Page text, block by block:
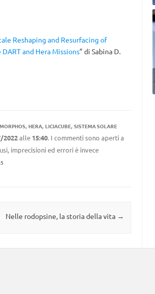
Reshaping and Resurfacing of
and Hera Missions” di Sabina D.
, HERA, LICIACUBE, SISTEMA SOLARE
2022alle 15:40. I commenti sono aperti a
imprecisioni ed errori è invece
Nelle rodopsine, la storia della vita →